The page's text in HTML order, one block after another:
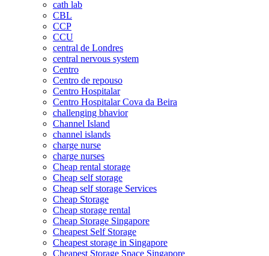
cath lab
CBL
CCP
CCU
central de Londres
central nervous system
Centro
Centro de repouso
Centro Hospitalar
Centro Hospitalar Cova da Beira
challenging bhavior
Channel Island
channel islands
charge nurse
charge nurses
Cheap rental storage
Cheap self storage
Cheap self storage Services
Cheap Storage
Cheap storage rental
Cheap Storage Singapore
Cheapest Self Storage
Cheapest storage in Singapore
Cheapest Storage Space Singapore